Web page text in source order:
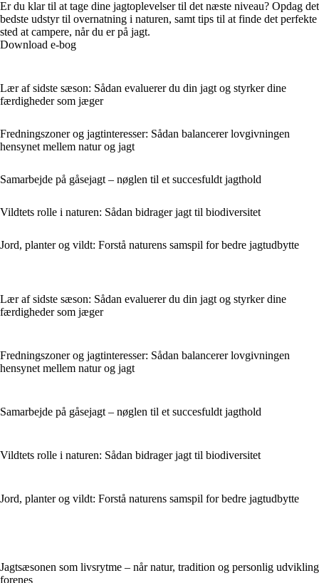
Er du klar til at tage dine jagtoplevelser til det næste niveau? Opdag det
bedste udstyr til overnatning i naturen, samt tips til at finde det perfekte
sted at campere, når du er på jagt.
Download e-bog
Lær af sidste sæson: Sådan evaluerer du din jagt og styrker dine
færdigheder som jæger
Fredningszoner og jagtinteresser: Sådan balancerer lovgivningen
hensynet mellem natur og jagt
Samarbejde på gåsejagt – nøglen til et succesfuldt jagthold
Vildtets rolle i naturen: Sådan bidrager jagt til biodiversitet
Jord, planter og vildt: Forstå naturens samspil for bedre jagtudbytte
Lær af sidste sæson: Sådan evaluerer du din jagt og styrker dine
færdigheder som jæger
Fredningszoner og jagtinteresser: Sådan balancerer lovgivningen
hensynet mellem natur og jagt
Samarbejde på gåsejagt – nøglen til et succesfuldt jagthold
Vildtets rolle i naturen: Sådan bidrager jagt til biodiversitet
Jord, planter og vildt: Forstå naturens samspil for bedre jagtudbytte
Jagtsæsonen som livsrytme – når natur, tradition og personlig udvikling
forenes